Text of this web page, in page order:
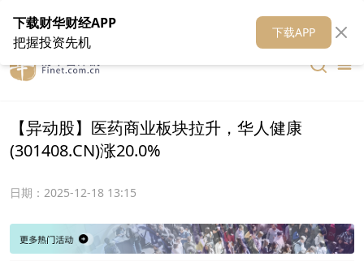
在线客服 关于我们 财华媒体矩阵 财华智库
【异动股】医药商业板块拉升，华人健康
(301408.CN)涨20.0%
日期： 2025-12-18 13:15
下载财华财经APP
把握投资先机
下载APP